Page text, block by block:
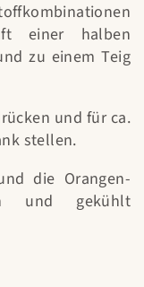
einer halben
zu einem Teig
und für ca.
stellen.
die Orangen-
und gekühlt